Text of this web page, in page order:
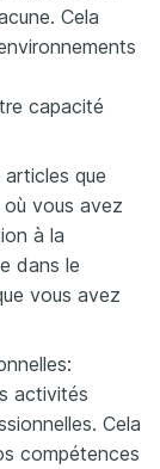
Cela
capacité
que
vous avez
à la
dans le
vous avez
activités
Cela
compétences